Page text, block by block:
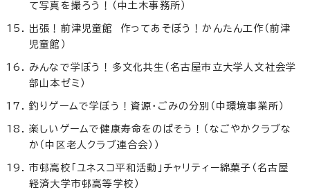
て写真を撮ろう！（中土木事務所）
出張！前津児童館 作ってあそぼう！かんたん工作（前津
児童館）
みんなで学ぼう！多文化共生（名古屋市立大学人文社会学
部山本ゼミ）
釣りゲームで学ぼう！資源・ごみの分別（中環境事業所）
楽しいゲームで健康寿命をのばそう！（なごやかクラブな
か（中区老人クラブ連合会））
市邨高校「ユネスコ平和活動」チャリティー綿菓子（名古屋
経済大学市邨高等学校）